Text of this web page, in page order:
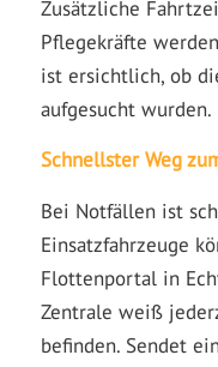
Zusätzliche
Pflegekräfte
ist ersichtlich, ob
aufgesucht wurden.
Schnellster Weg
Bei Notfällen ist
Einsatzfahrzeuge
Flottenportal in
Zentrale weiß
befinden. Sendet